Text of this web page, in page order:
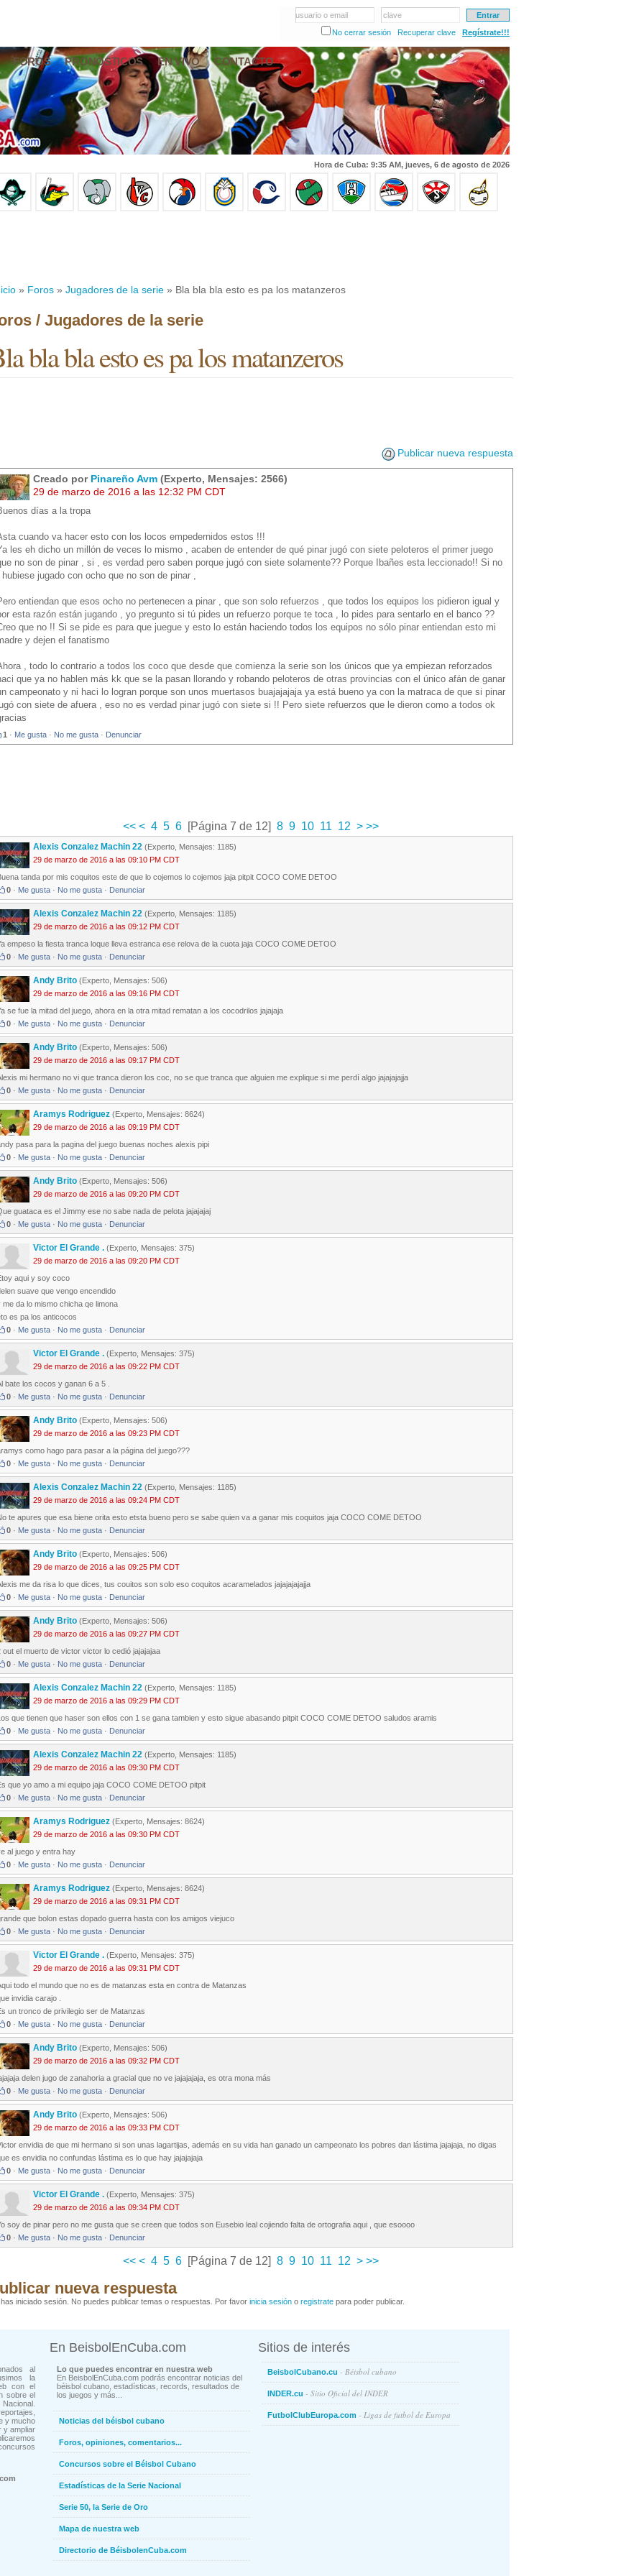
usuario o email
clave
No cerrar sesión
Recuperar clave Regístrate!!!
FOROS PRONÓSTICOS EN VIVO CONTACTO
Hora de Cuba: 9:35 AM, jueves, 6 de agosto de 2026
» Foros » Jugadores de la serie » Bla bla bla esto es pa los matanzeros
/ Jugadores de la serie
bla bla esto es pa los matanzeros
Publicar nueva respuesta
Creado por Pinareño Avm (Experto, Mensajes: 2566)
29 de marzo de 2016 a las 12:32 PM CDT
días a la tropa
cuando va hacer esto con los locos empedernidos estos !!!
les eh dicho un millón de veces lo mismo , acaben de entender de qué pinar jugó con siete peloteros el primer juego
no son de pinar , si , es verdad pero saben porque jugó con siete solamente?? Porque Ibañes esta leccionado!! Si no
hubiese jugado con ocho que no son de pinar ,
entiendan que esos ocho no pertenecen a pinar , que son solo refuerzos , que todos los equipos los pidieron igual y
esta razón están jugando , yo pregunto si tú pides un refuerzo porque te toca , lo pides para sentarlo en el banco ??
que no !! Si se pide es para que juegue y esto lo están haciendo todos los equipos no sólo pinar entiendan esto mi
y dejen el fanatismo
, todo lo contrario a todos los coco que desde que comienza la serie son los únicos que ya empiezan reforzados
que ya no hablen más kk que se la pasan llorando y robando peloteros de otras provincias con el único afán de ganar
campeonato y ni haci lo logran porque son unos muertasos buajajajaja ya está bueno ya con la matraca de que si pinar
con siete de afuera , eso no es verdad pinar jugó con siete si !! Pero siete refuerzos que le dieron como a todos ok
1 · Me gusta · No me gusta · Denunciar
<< < 4 5 6 [Página 7 de 12] 8 9 10 11 12 > >>
Alexis Conzalez Machin 22 (Experto, Mensajes: 1185)
29 de marzo de 2016 a las 09:10 PM CDT
tanda por mis coquitos este de que lo cojemos lo cojemos jaja pitpit COCO COME DETOO
0 · Me gusta · No me gusta · Denunciar
Alexis Conzalez Machin 22 (Experto, Mensajes: 1185)
29 de marzo de 2016 a las 09:12 PM CDT
empeso la fiesta tranca loque lleva estranca ese relova de la cuota jaja COCO COME DETOO
0 · Me gusta · No me gusta · Denunciar
Andy Brito (Experto, Mensajes: 506)
29 de marzo de 2016 a las 09:16 PM CDT
se fue la mitad del juego, ahora en la otra mitad rematan a los cocodrilos jajajaja
0 · Me gusta · No me gusta · Denunciar
Andy Brito (Experto, Mensajes: 506)
29 de marzo de 2016 a las 09:17 PM CDT
mi hermano no vi que tranca dieron los coc, no se que tranca que alguien me explique si me perdí algo jajajajajja
0 · Me gusta · No me gusta · Denunciar
Aramys Rodriguez (Experto, Mensajes: 8624)
29 de marzo de 2016 a las 09:19 PM CDT
pasa para la pagina del juego buenas noches alexis pipi
0 · Me gusta · No me gusta · Denunciar
Andy Brito (Experto, Mensajes: 506)
29 de marzo de 2016 a las 09:20 PM CDT
guataca es el Jimmy ese no sabe nada de pelota jajajajaj
0 · Me gusta · No me gusta · Denunciar
Victor El Grande . (Experto, Mensajes: 375)
29 de marzo de 2016 a las 09:20 PM CDT
aqui y soy coco
suave que vengo encendido
me da lo mismo chicha qe limona
es pa los anticocos
0 · Me gusta · No me gusta · Denunciar
Victor El Grande . (Experto, Mensajes: 375)
29 de marzo de 2016 a las 09:22 PM CDT
bate los cocos y ganan 6 a 5 .
0 · Me gusta · No me gusta · Denunciar
Andy Brito (Experto, Mensajes: 506)
29 de marzo de 2016 a las 09:23 PM CDT
como hago para pasar a la página del juego???
0 · Me gusta · No me gusta · Denunciar
Alexis Conzalez Machin 22 (Experto, Mensajes: 1185)
29 de marzo de 2016 a las 09:24 PM CDT
te apures que esa biene orita esto etsta bueno pero se sabe quien va a ganar mis coquitos jaja COCO COME DETOO
0 · Me gusta · No me gusta · Denunciar
Andy Brito (Experto, Mensajes: 506)
29 de marzo de 2016 a las 09:25 PM CDT
me da risa lo que dices, tus couitos son solo eso coquitos acaramelados jajajajajajja
0 · Me gusta · No me gusta · Denunciar
Andy Brito (Experto, Mensajes: 506)
29 de marzo de 2016 a las 09:27 PM CDT
out el muerto de victor victor lo cedió jajajajaa
0 · Me gusta · No me gusta · Denunciar
Alexis Conzalez Machin 22 (Experto, Mensajes: 1185)
29 de marzo de 2016 a las 09:29 PM CDT
que tienen que haser son ellos con 1 se gana tambien y esto sigue abasando pitpit COCO COME DETOO saludos aramis
0 · Me gusta · No me gusta · Denunciar
Alexis Conzalez Machin 22 (Experto, Mensajes: 1185)
29 de marzo de 2016 a las 09:30 PM CDT
que yo amo a mi equipo jaja COCO COME DETOO pitpit
0 · Me gusta · No me gusta · Denunciar
Aramys Rodriguez (Experto, Mensajes: 8624)
29 de marzo de 2016 a las 09:30 PM CDT
al juego y entra hay
0 · Me gusta · No me gusta · Denunciar
Aramys Rodriguez (Experto, Mensajes: 8624)
29 de marzo de 2016 a las 09:31 PM CDT
que bolon estas dopado guerra hasta con los amigos viejuco
0 · Me gusta · No me gusta · Denunciar
Victor El Grande . (Experto, Mensajes: 375)
29 de marzo de 2016 a las 09:31 PM CDT
todo el mundo que no es de matanzas esta en contra de Matanzas
invidia carajo .
un tronco de privilegio ser de Matanzas
0 · Me gusta · No me gusta · Denunciar
Andy Brito (Experto, Mensajes: 506)
29 de marzo de 2016 a las 09:32 PM CDT
delen jugo de zanahoria a gracial que no ve jajajajaja, es otra mona más
0 · Me gusta · No me gusta · Denunciar
Andy Brito (Experto, Mensajes: 506)
29 de marzo de 2016 a las 09:33 PM CDT
envidia de que mi hermano si son unas lagartijas, además en su vida han ganado un campeonato los pobres dan lástima jajajaja, no digas
es envidia no confundas lástima es lo que hay jajajajaja
0 · Me gusta · No me gusta · Denunciar
Victor El Grande . (Experto, Mensajes: 375)
29 de marzo de 2016 a las 09:34 PM CDT
soy de pinar pero no me gusta que se creen que todos son Eusebio leal cojiendo falta de ortografia aqui , que esoooo
0 · Me gusta · No me gusta · Denunciar
<< < 4 5 6 [Página 7 de 12] 8 9 10 11 12 > >>
nueva respuesta
iniciado sesión. No puedes publicar temas o respuestas. Por favor inicia sesión o registrate para poder publicar.
al
la
con el
sobre el
y mucho
y ampliar
En BeisbolEnCuba.com
Lo que puedes encontrar en nuestra web
En BeisbolEnCuba.com podrás encontrar noticias del
béisbol cubano, estadísticas, records, resultados de
los juegos y más...
Noticias del béisbol cubano
Foros, opiniones, comentarios...
Concursos sobre el Béisbol Cubano
Estadísticas de la Serie Nacional
Serie 50, la Serie de Oro
Mapa de nuestra web
Directorio de BéisbolenCuba.com
Sitios de interés
BeisbolCubano.cu - Béisbol cubano
INDER.cu - Sitio Oficial del INDER
FutbolClubEuropa.com - Ligas de futbol de Europa